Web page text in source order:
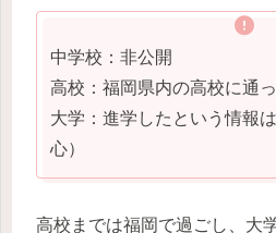
中学校：非公開
高校：福岡県内の高校に通
大学：進学したという情報
心）
高校までは福岡で過ごし、大